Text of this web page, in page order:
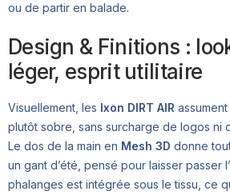
ou de partir en balade.
Design & Finitions :
léger, esprit utilitaire
Visuellement, les Ixon DIRT AIR
plutôt sobre, sans surcharge de logos ni
Le dos de la main en Mesh 3D donne
un gant d’été, pensé pour laisser passer
phalanges est intégrée sous le tissu, ce